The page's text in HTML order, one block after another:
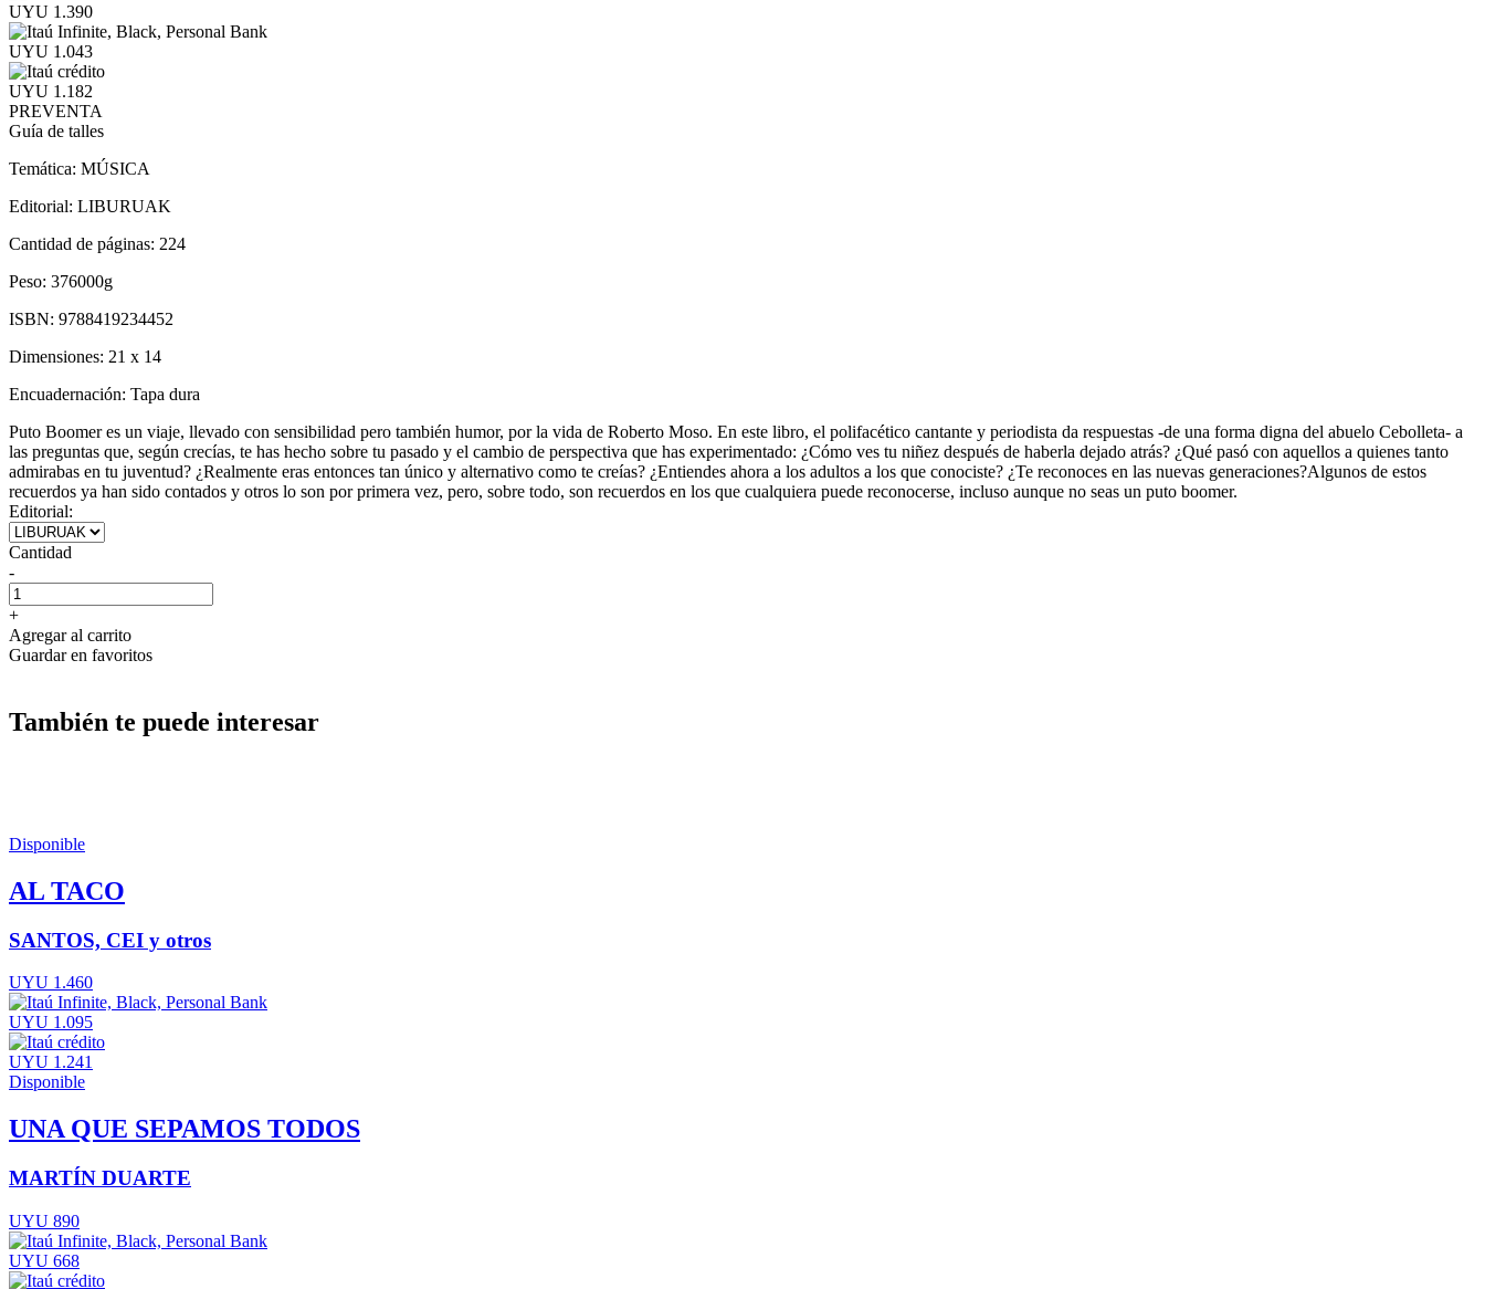
UYU 1.390
UYU 1.043
UYU 1.182
PREVENTA
Guía de talles
Temática: MÚSICA
Editorial: LIBURUAK
Cantidad de páginas: 224
Peso: 376000g
ISBN: 9788419234452
Dimensiones: 21 x 14
Encuadernación: Tapa dura
Puto Boomer es un viaje, llevado con sensibilidad pero también humor, por la vida de Roberto Moso. En este libro, el polifacético cantante y periodista da respuestas -de una forma digna del abuelo Cebolleta- a
las preguntas que, según crecías, te has hecho sobre tu pasado y el cambio de perspectiva que has experimentado: ¿Cómo ves tu niñez después de haberla dejado atrás? ¿Qué pasó con aquellos a quienes tanto
admirabas en tu juventud? ¿Realmente eras entonces tan único y alternativo como te creías? ¿Entiendes ahora a los adultos a los que conociste? ¿Te reconoces en las nuevas generaciones?Algunos de estos
recuerdos ya han sido contados y otros lo son por primera vez, pero, sobre todo, son recuerdos en los que cualquiera puede reconocerse, incluso aunque no seas un puto boomer.
Editorial:
Cantidad
-
+
Agregar al carrito
Guardar en favoritos
También te puede interesar
Disponible
AL TACO
SANTOS, CEI y otros
UYU 1.460
UYU 1.095
UYU 1.241
Disponible
UNA QUE SEPAMOS TODOS
MARTÍN DUARTE
UYU 890
UYU 668